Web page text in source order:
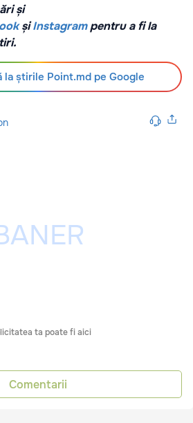
și
șiInstagrampentru a fi la
la știrile Point.md pe Google
ta poate fi aici
Comentarii